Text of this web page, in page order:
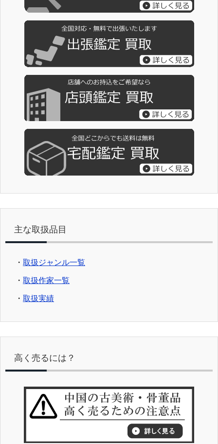
主な取扱品目
・ 取扱ジャンル一覧
・ 取扱作家一覧
・ 取扱実績
高く売るには？